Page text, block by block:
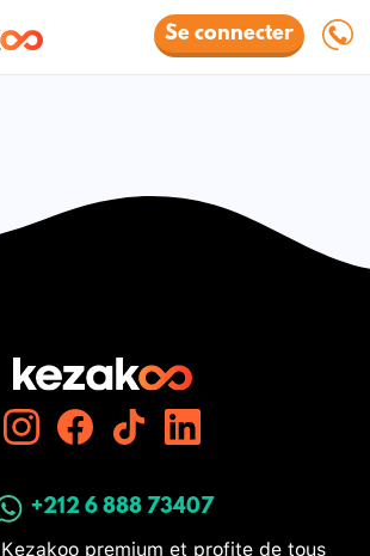
Se connecter
+212 6 888 73407
premium et profite de tous